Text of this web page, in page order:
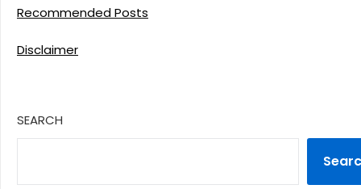
Recommended Posts
Disclaimer
SEARCH